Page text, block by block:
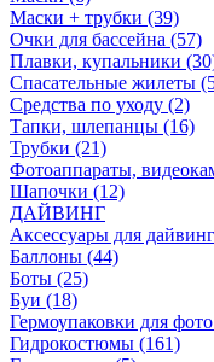
Маски + трубки (39)
Очки для бассейна (57)
Плавки, купальники
Спасательные жилеты
Средства по уходу (2)
Тапки, шлепанцы (16)
Трубки (21)
Фотоаппараты,
Шапочки (12)
ДАЙВИНГ
Аксессуары для
Баллоны (44)
Боты (25)
Буи (18)
Гермоупаковки для
Гидрокостюмы (161)